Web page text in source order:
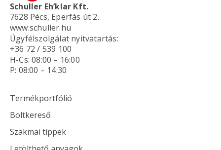
Schuller Eh’klar Kft.
7628 Pécs, Eperfás út 2.
www.schuller.hu
Ügyfélszolgálat nyitvatartás:
+36 72 / 539 100
H-Cs: 08:00 – 16:00
P: 08:00 – 14:30
Termékportfólió
Boltkereső
Szakmai tippek